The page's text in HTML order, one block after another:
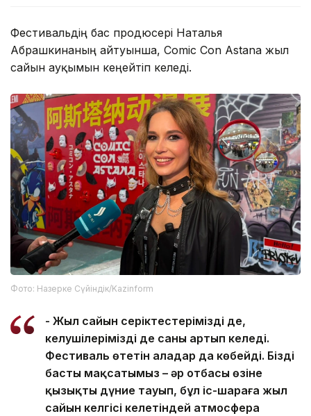
Фестивальдің бас продюсері Наталья
Абрашкинаның айтуынша, Comic Con Astana жыл
сайын ауқымын кеңейтіп келеді.
Фото: Назерке Сүйіндік/Kazinform
- Жыл сайын серіктестеріміздің де,
келушілеріміздің де саны артып келеді.
Фестиваль өтетін алаңдар да көбейді. Біздің
басты мақсатымыз – әр отбасы өзіне
қызықты дүние тауып, бұл іс-шараға жыл
сайын келгісі келетіндей атмосфера